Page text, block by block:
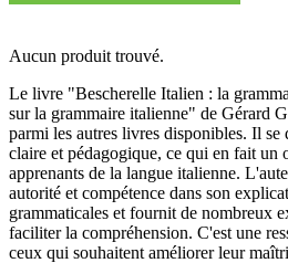
Aucun produit trouvé.
Le livre "Bescherelle Italien : la
sur la grammaire italienne" de Gérard
parmi les autres livres disponibles. Il se
claire et pédagogique, ce qui en fait un
apprenants de la langue italienne.
autorité et compétence dans son
grammaticales et fournit de nombreux
faciliter la compréhension. C'est une
ceux qui souhaitent améliorer leur